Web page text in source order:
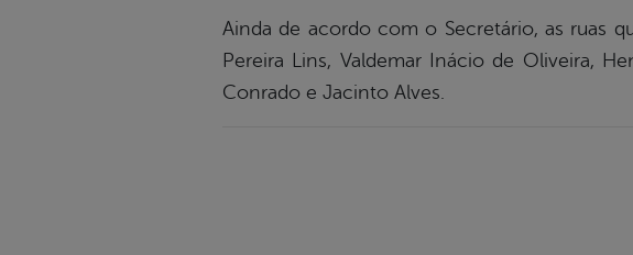
Ainda de acordo com o Secretário, as ruas
Pereira Lins, Valdemar Inácio de Oliveira,
Conrado e Jacinto Alves.